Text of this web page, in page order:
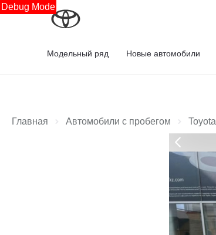
Debug Mode
Модельный ряд Новые автомобили
Главная Автомобили с пробегом Toyota